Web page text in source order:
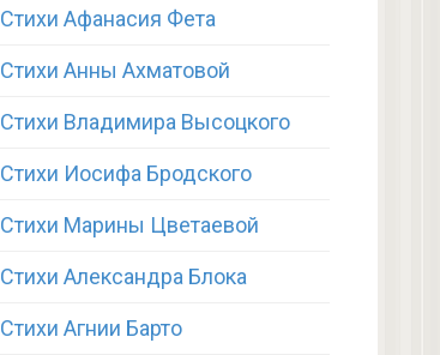
Стихи Афанасия Фета
Стихи Анны Ахматовой
Стихи Владимира Высоцкого
Стихи Иосифа Бродского
Стихи Марины Цветаевой
Стихи Александра Блока
Стихи Агнии Барто